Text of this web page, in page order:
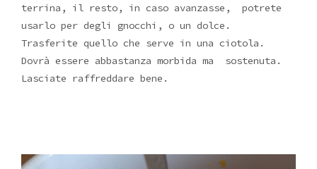
terrina, il resto, in caso avanzasse, potrete
usarlo per degli gnocchi, o un dolce.
Trasferite quello che serve in una ciotola.
Dovrà essere abbastanza morbida ma sostenuta.
Lasciate raffreddare bene.